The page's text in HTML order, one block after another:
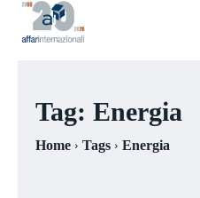
Tag: Energia
Home Tags Energia